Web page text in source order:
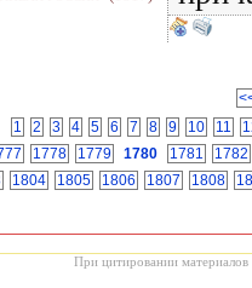
1
2 3 4 5 6 7 8 9 10 11
1778 1779 1780 1781
1782
1804 1805 1806 1807 1808
При цитировании материалов